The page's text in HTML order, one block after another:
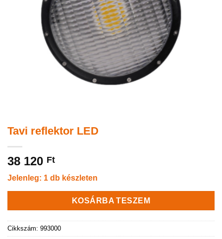
Tavi reflektor LED
38 120 Ft
Jelenleg: 1 db készleten
KOSÁRBA TESZEM
Cikkszám: 993000